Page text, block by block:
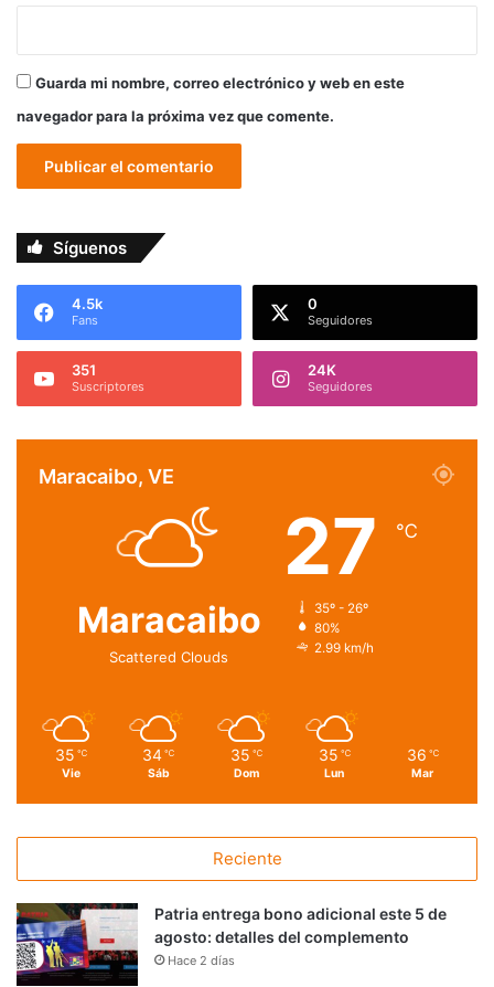
Guarda mi nombre, correo electrónico y web en este
navegador para la próxima vez que comente.
Síguenos
4.5k
Fans
0
Seguidores
351
Suscriptores
24K
Seguidores
Maracaibo, VE
Maracaibo
Scattered Clouds
27 ℃
35º - 26º
80%
2.99 km/h
35 ℃
Vie
34 ℃
Sáb
35 ℃
Dom
35 ℃
Lun
36 ℃
Mar
Reciente
Patria entrega bono adicional este 5 de
agosto: detalles del complemento
Hace 2 días